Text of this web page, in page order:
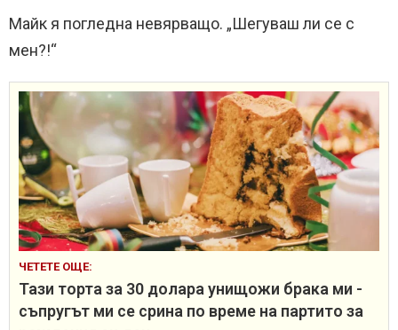
Майк я погледна невярващо. „Шегуваш ли се с
мен?!“
ЧЕТЕТЕ ОЩЕ:
Тази торта за 30 долара унищожи брака ми -
съпругът ми се срина по време на партито за